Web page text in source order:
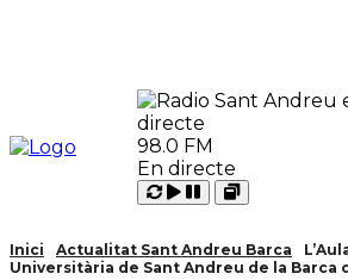
98.0 FM
En directe
Carregant
Reproduir
Pausar
Open
Inici Actualitat Sant Andreu Barca
Universitària de Sant Andreu de la Barca